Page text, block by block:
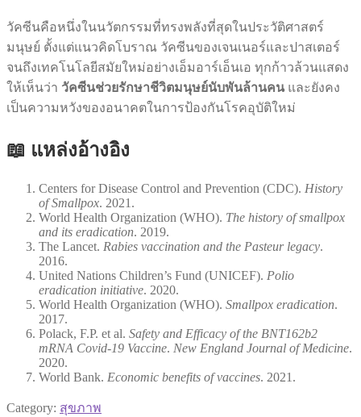
วัคซีนคือหนึ่งในนวัตกรรมที่ทรงพลังที่สุดในประวัติศาสตร์
มนุษย์ ตั้งแต่แนวคิดโบราณ วัคซีนของเจนเนอร์และปาสเตอร์
จนถึงเทคโนโลยีสมัยใหม่อย่างเอ็มอาร์เอ็นเอ ทุกก้าวล้วนแสดง
ให้เห็นว่า วัคซีนช่วยรักษาชีวิตมนุษย์นับพันล้านคน และยังคง
เป็นความหวังของอนาคตในการป้องกันโรคอุบัติใหม่
📖 แหล่งอ้างอิง
Centers for Disease Control and Prevention (CDC). History
of Smallpox. 2021.
World Health Organization (WHO). The history of smallpox
and its eradication. 2019.
The Lancet. Rabies vaccination and the Pasteur legacy.
2016.
United Nations Children’s Fund (UNICEF). Polio
eradication initiative. 2020.
World Health Organization (WHO). Smallpox eradication.
2017.
Polack, F.P. et al. Safety and Efficacy of the BNT162b2
mRNA Covid-19 Vaccine. New England Journal of Medicine.
2020.
World Bank. Economic benefits of vaccines. 2021.
Category: สุขภาพ